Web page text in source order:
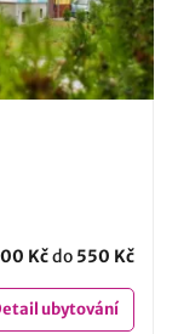
Kčdo 550 Kč
ubytování